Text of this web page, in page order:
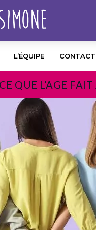
L’ÉQUIPE CONTACT
QUE L’AGE